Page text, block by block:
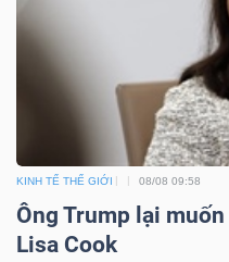
KINH TẾ THẾ GIỚI 08/08 09:58
Ông Trump lại
Lisa Cook